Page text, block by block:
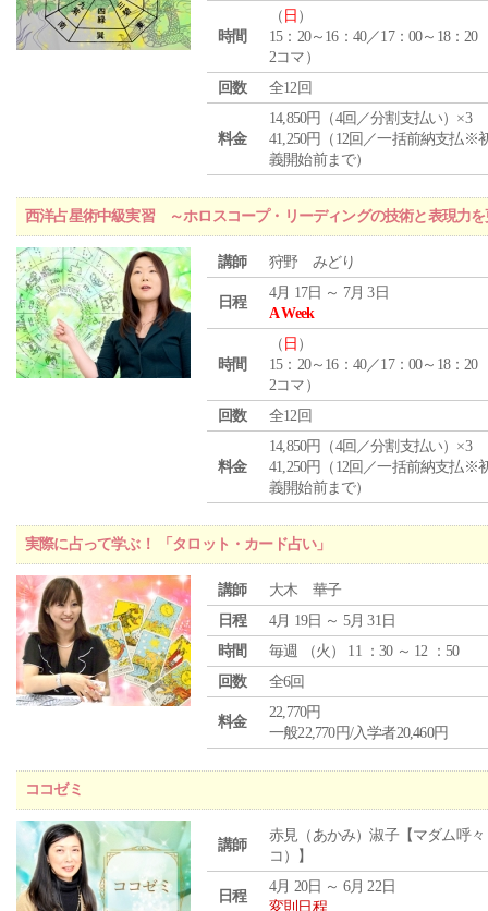
時間
（ 日 ）
15：20～16：40／17：00～18：20
2コマ）
回数
全12回
料金
14,850円（4回／分割支払い）×3
41,250円（12回／一括前納支払※
義開始前まで）
西洋占星術中級実習 ～ホロスコープ・リーディングの技術と表現力
講師 狩野 みどり
日程
4月 17日 ～ 7月 3日
A Week
時間
（ 日 ）
15：20～16：40／17：00～18：20
2コマ）
回数
全12回
料金
14,850円（4回／分割支払い）×3
41,250円（12回／一括前納支払※
義開始前まで）
実際に占って学ぶ！ 「タロット・カード占い」
講師
大木 華子
日程
4月 19日 ～ 5月 31日
時間
毎週 （火 ） 11 ：30 ～ 12 ：50
回数
全6回
料金
22,770円
一般22,770円/入学者20,460円
ココゼミ
講師
赤見（あかみ）淑子【マダム呼々
コ）】
日程
4月 20日 ～ 6月 22日
変則日程